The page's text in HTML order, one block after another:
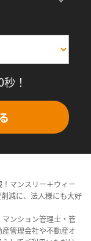
！
マンスリー＋ウィー
減に、法人様にも大好
ンション管理士・管
管理会社や不動産オ